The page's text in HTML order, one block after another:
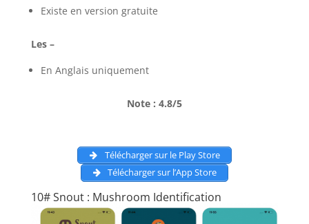
Existe en version gratuite
Les –
En Anglais uniquement
Note : 4.8/5
Télécharger sur le Play Store
Télécharger sur l’App Store
10# Snout : Mushroom Identification